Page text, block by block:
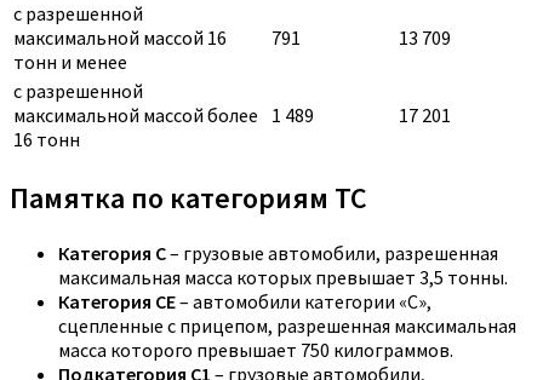
с разрешенной
максимальной массой 16
тонн и менее
791 13 709
с разрешенной
максимальной массой более
16 тонн
1 489 17 201
Памятка по категориям ТС
Категория C– грузовые автомобили, разрешенная
максимальная масса которых превышает 3,5 тонны.
Категория CE– автомобили категории «С»,
сцепленные с прицепом, разрешенная максимальная
масса которого превышает 750 килограммов.
Подкатегория C1 – грузовые автомобили,